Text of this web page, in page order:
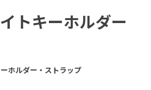
トキーホルダー
ホルダー・ストラップ